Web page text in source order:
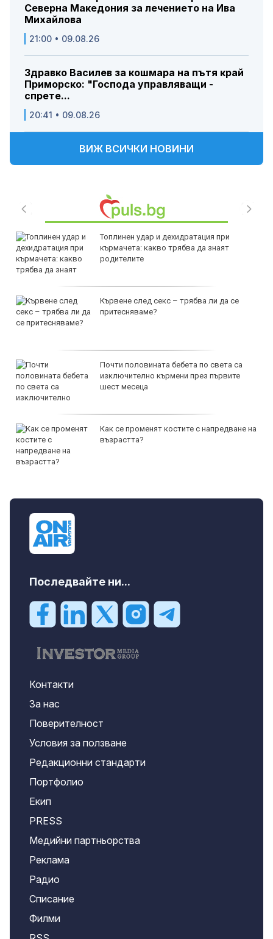
Северна Македония за лечението на Ива
Михайлова
21:00 • 09.08.26
Здравко Василев за кошмара на пътя край
Приморско: "Господа управляващи -
спрете...
20:41 • 09.08.26
ВИЖ ВСИЧКИ НОВИНИ
Топлинен удар и дехидратация при
кърмачета: какво трябва да знаят
родителите
Кървене след секс – трябва ли да се
притесняваме?
Почти половината бебета по света са
изключително кърмени през първите
шест месеца
Как се променят костите с напредване на
възрастта?
Последвайте ни...
Контакти
За нас
Поверителност
Условия за ползване
Редакционни стандарти
Портфолио
Екип
PRESS
Медийни партньорства
Реклама
Радио
Списание
Филми